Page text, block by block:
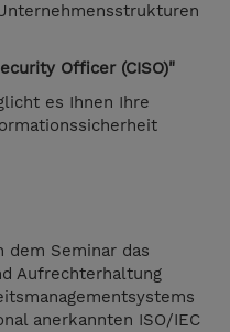
Officer (CISO)"
es Ihnen Ihre
dem Seminar das
Aufrechterhaltung
anerkannten ISO/IEC